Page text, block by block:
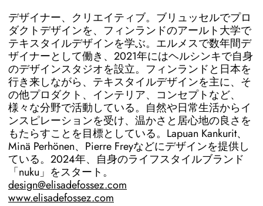
デザイナー、クリエイティブ。ブリュッセルでプロ
ダクトデザインを、フィンランドのアールト大学で
テキスタイルデザインを学ぶ。エルメスで数年間デ
ザイナーとして働き、2021年にはヘルシンキで自身
のデザインスタジオを設立。フィンランドと日本を
行き来しながら、テキスタイルデザインを主に、そ
の他プロダクト、インテリア、コンセプトなど、
様々な分野で活動している。自然や日常生活からイ
ンスピレーションを受け、温かさと居心地の良さを
もたらすことを目標としている。Lapuan Kankurit、
Minä Perhönen、Pierre Freyなどにデザインを提供し
ている。2024年、自身のライフスタイルブランド
「nuku」をスタート。
design@elisadefossez.com
www.elisadefossez.com